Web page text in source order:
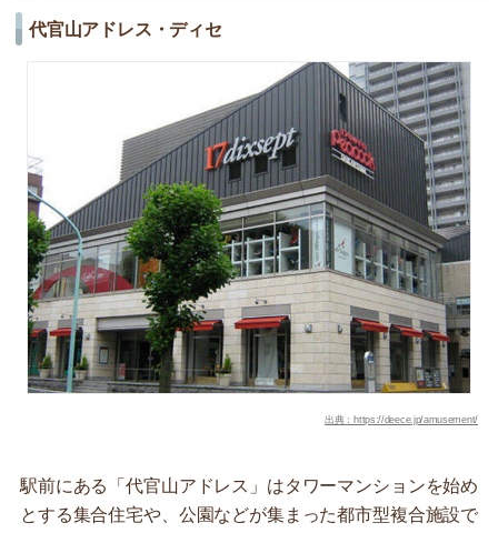
代官山アドレス・ディセ
出典：https://deece.jp/amusement/
駅前にある「代官山アドレス」はタワーマンションを始め
とする集合住宅や、公園などが集まった都市型複合施設で